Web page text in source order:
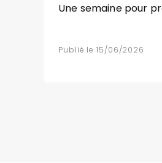
Une semaine pour
Publié le 15/06/2026